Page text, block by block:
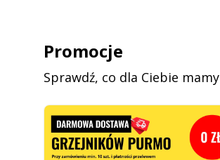
Promocje
Sprawdź, co dla Ciebie mamy